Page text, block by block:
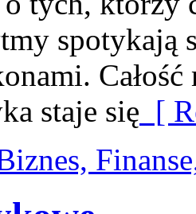
spotykają
staje się [